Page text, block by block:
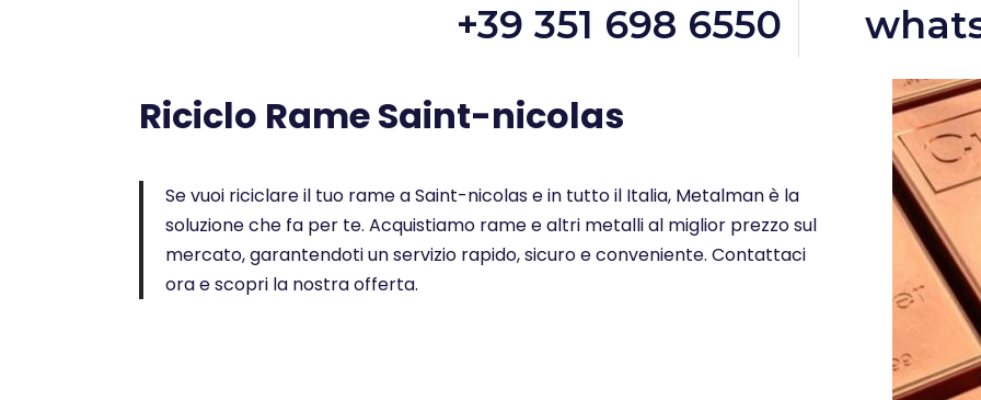
+39 351 698 6550
Riciclo Rame Saint-nicolas
Se vuoi riciclare il tuo rame a Saint-nicolas e in tutto il Italia, Metalman è la
soluzione che fa per te. Acquistiamo rame e altri metalli al miglior prezzo sul
mercato, garantendoti un servizio rapido, sicuro e conveniente. Contattaci
ora e scopri la nostra offerta.